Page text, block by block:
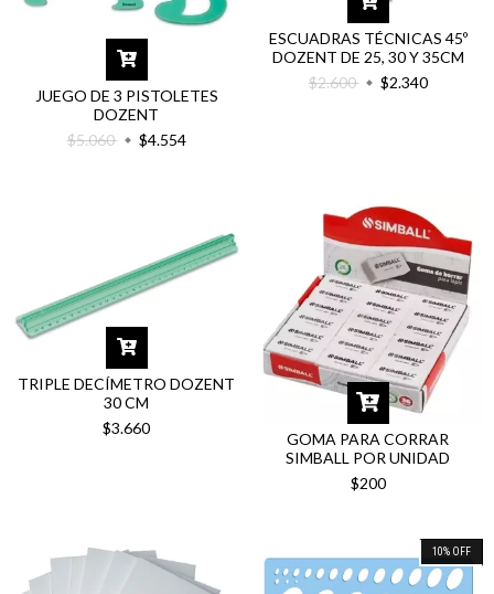
JUEGO DE 3 PISTOLETES
DOZENT
$5.060
$4.554
ESCUADRAS TÉCNICAS 45º
DOZENT DE 25, 30 Y 35CM
$2.600
$2.340
TRIPLE DECÍMETRO DOZENT
30 CM
$3.660
GOMA PARA CORRAR
SIMBALL POR UNIDAD
$200
10% OFF